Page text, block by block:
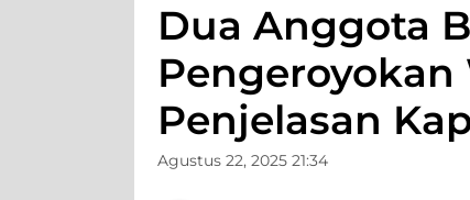
Dua Anggota
Pengeroyokan
Penjelasan
Agustus 22, 2025 21:34